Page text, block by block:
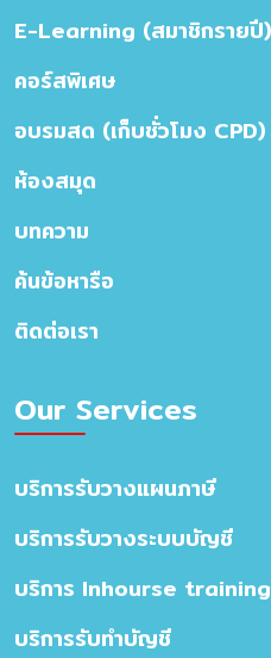
E-Learning (สมาชิกรายปี)
คอร์สพิเศษ
อบรมสด (เก็บชั่วโมง CPD)
ห้องสมุด
บทความ
ค้นข้อหารือ
ติดต่อเรา
Our Services
บริการรับวางแผนภาษี
บริการรับวางระบบบัญชี
บริการ Inhourse training
บริการรับทำบัญชี